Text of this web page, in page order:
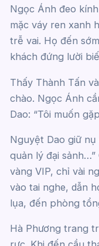
Ngọc Ánh đeo
mặc váy ren xanh
trễ vai. Họ đến
khách đứng lười
Thấy Thành Tấn
chào. Ngọc Ánh
Dao: “Tôi muốn
Nguyệt Dao giữ nụ
quản lý đại
vàng VIP, chỉ vài
vào tai nghe, dẫn
lụa, đến phòng
Hà Phương trang